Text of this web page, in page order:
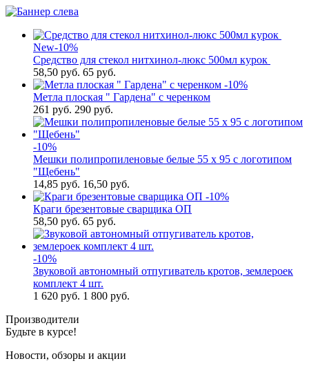
New-10%
Cредство для стекол нитхинол-люкс 500мл курок
58,50 руб. 65 руб.
-10%
Метла плоская " Гардена" с черенком
261 руб. 290 руб.
-10%
Мешки полипропиленовые белые 55 x 95 с логотипом
"Щебень"
14,85 руб. 16,50 руб.
-10%
Краги брезентовые сварщика ОП
58,50 руб. 65 руб.
-10%
Звуковой автономный отпугиватель кротов, землероек
комплект 4 шт.
1 620 руб. 1 800 руб.
Производители
Будьте в курсе!
Новости, обзоры и акции